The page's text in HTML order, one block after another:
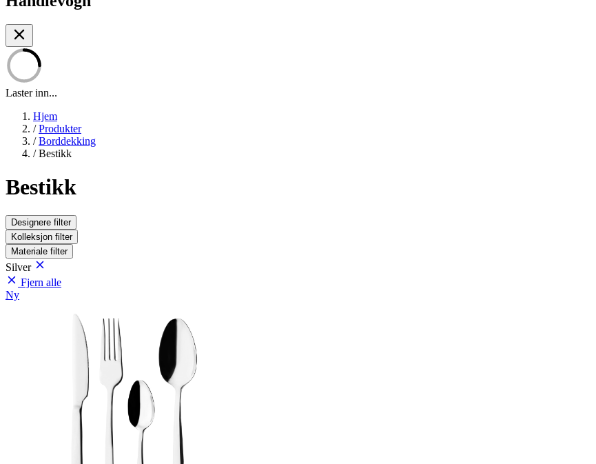
Laster inn...
Hjem
/ Produkter
/ Borddekking
/ Bestikk
Bestikk
Designere filter
Kolleksjon filter
Materiale filter
Silver
Fjern alle
Ny